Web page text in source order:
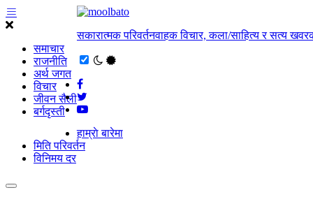
समाचार
राजनीति
अर्थ जगत
विचार
जीवन सैली
बर्गदृस्ती
सकारात्मक परिवर्तनवाहक विचार, कला/साहित्य र सत्य
हाम्राे बारेमा
मिति परिवर्तन
विनिमय दर